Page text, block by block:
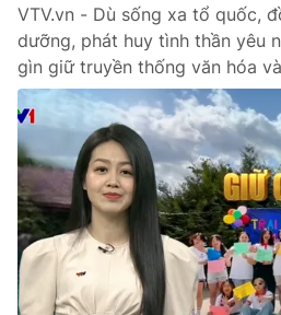
Liên hệ tòa soạn
THỜI BÁO VTV
Theo dõi báo trên
Cơ quan chủ quản:
Đài Truyền hình
Cơ quan báo chí:Thời báo VTV
VTV.vn - Dù sống xa tổ quốc,
dưỡng, phát huy tình thần yêu
gìn giữ truyền thống văn hóa